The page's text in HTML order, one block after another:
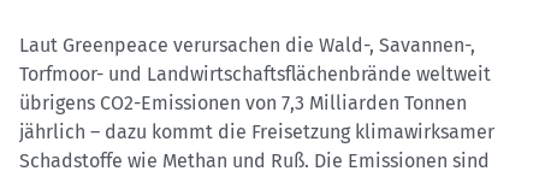
Laut Greenpeace verursachen die Wald-, Savannen-,
Torfmoor- und Landwirtschaftsflächenbrände weltweit
übrigens CO2-Emissionen von 7,3 Milliarden Tonnen
jährlich – dazu kommt die Freisetzung klimawirksamer
Schadstoffe wie Methan und Ruß. Die Emissionen sind